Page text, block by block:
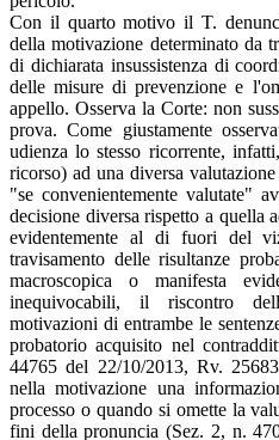
Con il quarto motivo il T.
della motivazione determinato da
di dichiarata insussistenza di
delle misure di prevenzione e
appello. Osserva la Corte: non
prova. Come giustamente
udienza lo stesso ricorrente,
ricorso) ad una diversa
"se convenientemente valutate"
decisione diversa rispetto a quella
evidentemente al di fuori del
travisamento delle risultanze
macroscopica o manifesta
inequivocabili, il riscontro
motivazioni di entrambe le
probatorio acquisito nel
44765 del 22/10/2013, Rv.
nella motivazione una
processo o quando si omette la
fini della pronuncia (Sez. 2, n.